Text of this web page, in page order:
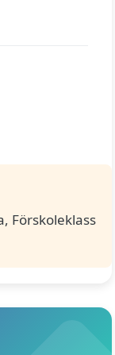
Förskoleklass